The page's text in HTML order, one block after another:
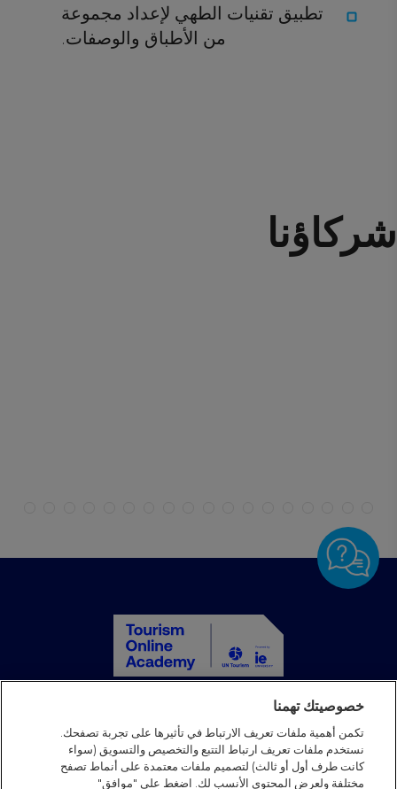
تطبيق تقنيات الطهي لإعداد مجموعة
من الأطباق والوصفات.
شركاؤنا
الدورات التدريبية
الشركاء
الأخبار
خصوصيتك تهمنا
تكمن أهمية ملفات تعريف الارتباط في تأثيرها على تجربة تصفحك.
نستخدم ملفات تعريف ارتباط التتبع والتخصيص والتسويق (سواء
كانت طرف أول أو ثالث) لتصميم ملفات معتمدة على أنماط تصفح
مختلفة ولعرض المحتوى الأنسب لك. اضغط على "موافق"